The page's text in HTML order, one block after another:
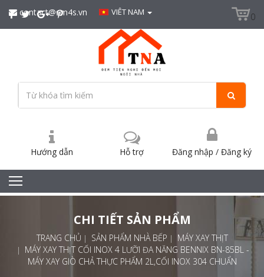
contact@sm4s.vn VIÊT NAM 0
Đăng nhập/Đăng ký
Hướng dẫn Hỗ trợ
CHI TIẾT SẢN PHẨM
TRANG CHỦ SẢN PHẨM NHÀ BẾP
MÁY XAY THỊT
MÁY XAY THỊT CỐI INOX 4 LƯỠI ĐA NĂNG BENNIX BN-85BL -
MÁY XAY GIÒ CHẢ THỰC PHẨM 2L,CỐI INOX 304 CHUẨN